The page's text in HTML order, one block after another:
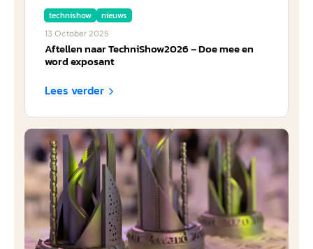
technishow nieuws
13 October 2025
Aftellen naar TechniShow2026 – Doe mee en
word exposant
Lees verder 